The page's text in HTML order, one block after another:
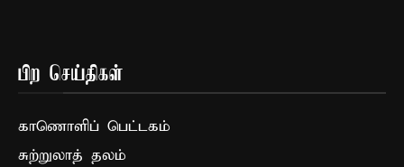
பிற செய்திகள்
காணொளிப் பெட்டகம்
சுற்றுலாத் தலம்